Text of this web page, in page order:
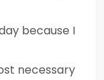
because I
necessary